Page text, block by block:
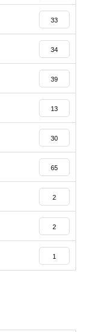
33
34
39
13
30
65
2
2
1